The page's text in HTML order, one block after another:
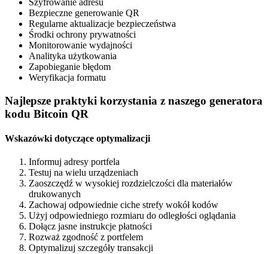
Bezpieczne generowanie QR
Regularne aktualizacje bezpieczeństwa
Środki ochrony prywatności
Monitorowanie wydajności
Analityka użytkowania
Zapobieganie błędom
Weryfikacja formatu
Najlepsze praktyki korzystania z naszego generatora
kodu Bitcoin QR
Wskazówki dotyczące optymalizacji
Informuj adresy portfela
Testuj na wielu urządzeniach
Zaoszczędź w wysokiej rozdzielczości dla materiałów
drukowanych
Zachowaj odpowiednie ciche strefy wokół kodów
Użyj odpowiedniego rozmiaru do odległości oglądania
Dołącz jasne instrukcje płatności
Rozważ zgodność z portfelem
Optymalizuj szczegóły transakcji